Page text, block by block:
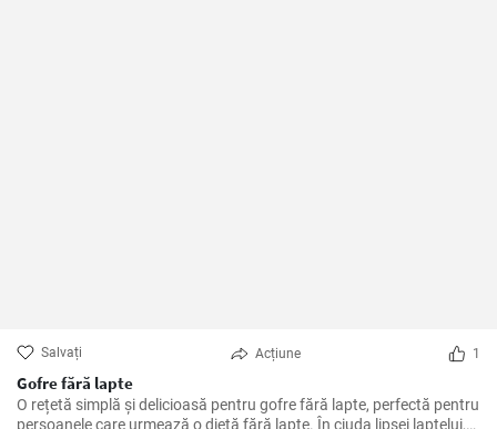
Salvați Acțiune 1
Gofre fără lapte
O rețetă simplă și delicioasă pentru gofre fără lapte, perfectă pentru
persoanele care urmează o dietă fără lapte. În ciuda lipsei laptelui,